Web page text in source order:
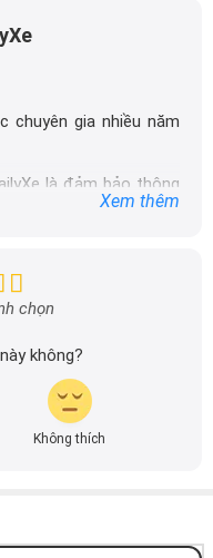
chuyên gia nhiều năm
là đảm bảo thông
thường
Xem thêm
chọn
không?
Không thích